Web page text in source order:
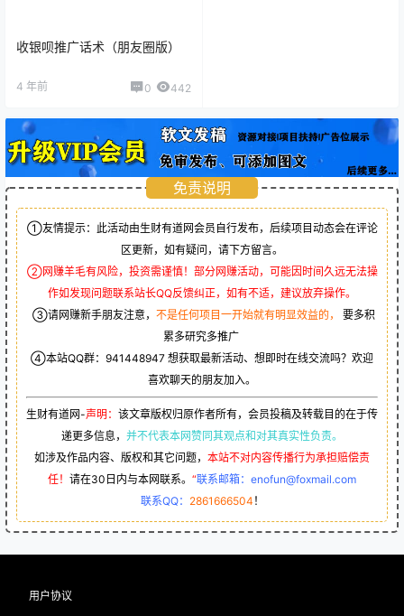
收银呗推广话术（朋友圈版）
4 年前 0 442
免责说明
①友情提示：此活动由生财有道网会员自行发布，后续项目动态会在评论
区更新，如有疑问，请下方留言。
②网赚羊毛有风险，投资需谨慎！部分网赚活动，可能因时间久远无法操
作如发现问题联系站长QQ反馈纠正，如有不适，建议放弃操作。
③请网赚新手朋友注意， 不是任何项目一开始就有明显效益的，
要多积
累多研究多推广
④本站QQ群： 941448947 想获取最新活动、想即时在线交流吗？欢迎
喜欢聊天的朋友加入。
生财有道网-声明： 该文章版权归原作者所有，会员投稿及转载目的在于传
递更多信息， 并不代表本网赞同其观点和对其真实性负责。
如涉及作品内容、版权和其它问题， 本站不对内容传播行为承担赔偿责
任！ 请在30日内与本网联系。 “联系邮箱：enofun@foxmail.com
联系QQ： 2861666504 ！
用户协议